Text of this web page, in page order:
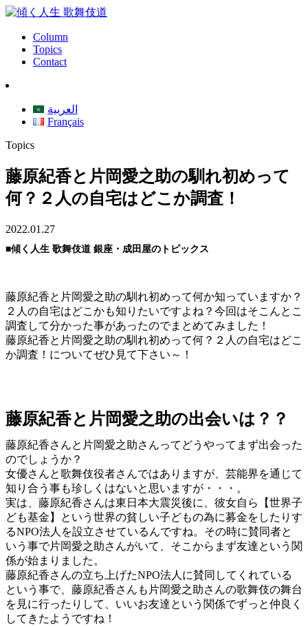
Column
Topics
Contact
العربية
Français
Topics
藤原紀香と片岡愛之助の馴れ初めって
何？２人の自宅はどこか調査！
2022.01.27
■傾く人生 歌舞伎道 銀座・成田屋のトピックス
藤原紀香と片岡愛之助の馴れ初めって何か知っていますか？
２人の自宅はどこかも知りたいですよね？今回はそこんとこ
調査して分かった事があったのでまとめてみました！
藤原紀香と片岡愛之助の馴れ初めって何？２人の自宅はどこ
か調査！についてぜひ見て下さい～！
藤原紀香と片岡愛之助の出会いは？？
藤原紀香さんと片岡愛之助さんってどうやってまず出会った
のでしょうか？
女優さんと歌舞伎役者さんではありますが、芸能界を通じて
知り合う事も珍しくはないと思いますが・・・。
実は、藤原紀香さんは東日本大震災後に、彼女自ら【世界子
ども基金】という世界の貧しい子どもの為に募金をしたりす
るNPO法人を設立させているんですね。その時に賛同者と
いう事で片岡愛之助さんがいて、そこからまず友達という関
係が始まりました。
藤原紀香さんの立ち上げたNPO法人に賛同してくれている
という事で、藤原紀香さんも片岡愛之助さんの歌舞伎の舞台
を見に行ったりして、いいお友達という関係でずっと仲良く
してきたようですね！